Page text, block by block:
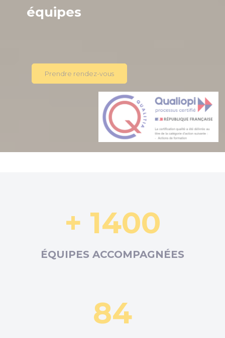
équipes
Prendre rendez-vous
+ 1400
ÉQUIPES ACCOMPAGNÉES
84